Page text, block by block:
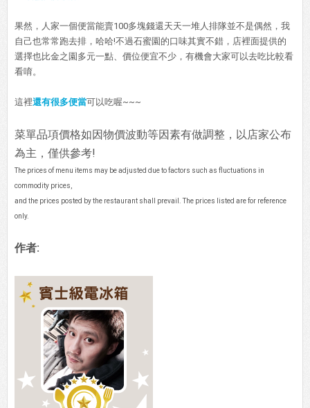
果然，人家一個便當能賣100多塊錢還天天一堆人排隊並不是偶然，我
自己也常常跑去排，哈哈!不過石蜜園的口味其實不錯，店裡面提供的
選擇也比金之園多元一點、價位便宜不少，有機會大家可以去吃比較看
看唷。
這裡還有很多便當可以吃喔~~~
菜單品項價格如因物價波動等因素有做調整，以店家公布
為主，僅供參考!
The prices of menu items may be adjusted due to factors such as fluctuations in
commodity prices,
and the prices posted by the restaurant shall prevail. The prices listed are for reference
only.
作者: